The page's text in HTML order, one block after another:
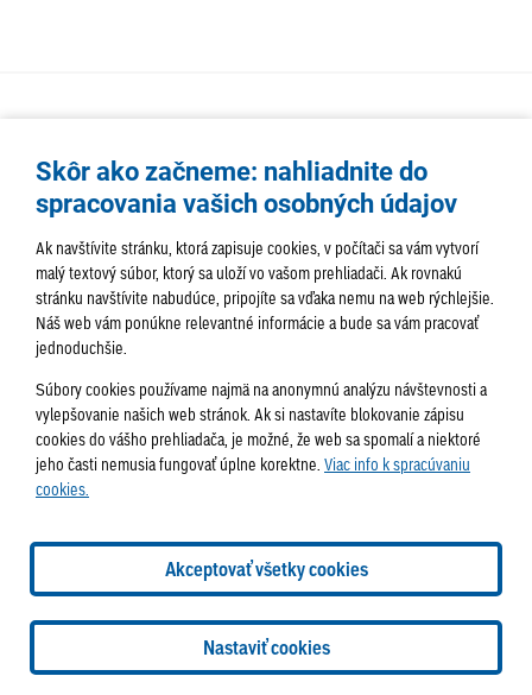
AKTUALITY TÉMA SAMOSPRÁVA
SERVIS
HISTÓRIA PODUJATIA
info@lamac.sk
Dispečing: dispecing@lamac.sk
Doručovanie
novín
Tlačené vydania
Sadzobník inzercie
2026 © Mestská časť Bratislava-Lamač
Tvorba web stránok a
AlejTech, spol. s r.o.
Skôr ako začneme: nahliadnite do
spracovania vašich osobných údajov
Ak navštívite stránku, ktorá zapisuje cookies, v počítači sa vám vytvorí
malý textový súbor, ktorý sa uloží vo vašom prehliadači. Ak rovnakú
stránku navštívite nabudúce, pripojíte sa vďaka nemu na web rýchlejšie.
Náš web vám ponúkne relevantné informácie a bude sa vám pracovať
jednoduchšie.
Súbory cookies používame najmä na anonymnú analýzu návštevnosti a
vylepšovanie našich web stránok. Ak si nastavíte blokovanie zápisu
cookies do vášho prehliadača, je možné, že web sa spomalí a niektoré
jeho časti nemusia fungovať úplne korektne. Viac info k spracúvaniu
cookies.
Akceptovať všetky cookies
Nastaviť cookies